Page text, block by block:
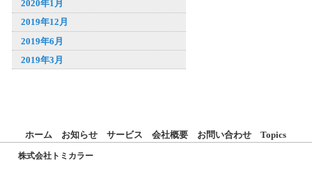
2020年1月
2019年12月
2019年6月
2019年3月
ホーム お知らせ サービス 会社概要 お問い合わせ Topics
株式会社トミカラー